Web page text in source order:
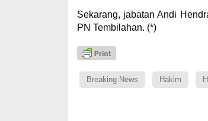
Sekarang, jabatan Andi
PN Tembilahan. (*)
Breaking News Hakim